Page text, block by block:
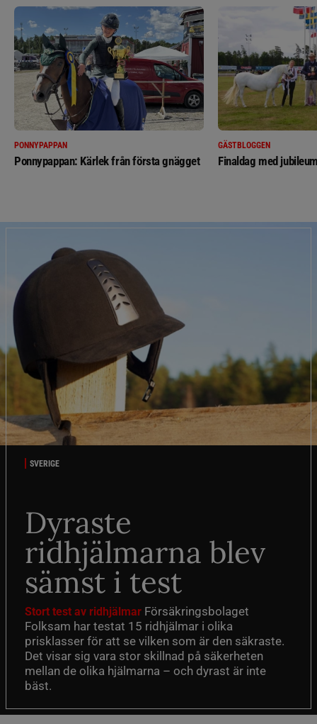
PONNYPAPPAN
Ponnypappan: Kärlek från första gnägget
GÄSTBLOGGEN
Finaldag med
SVERIGE
Dyraste
ridhjälmarna blev
sämst i test
Stort test av ridhjälmar Försäkringsbolaget
Folksam har testat 15 ridhjälmar i olika
prisklasser för att se vilken som är den säkraste.
Det visar sig vara stor skillnad på säkerheten
mellan de olika hjälmarna – och dyrast är inte
bäst.